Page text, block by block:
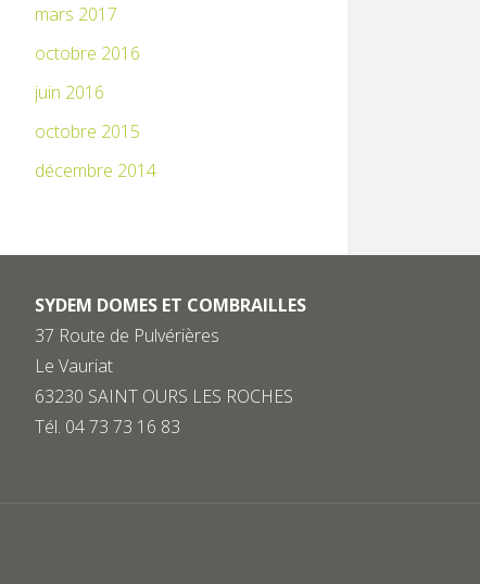
mars 2017
octobre 2016
juin 2016
octobre 2015
décembre 2014
SYDEM DOMES ET COMBRAILLES
37 Route de Pulvérières
Le Vauriat
63230 SAINT OURS LES ROCHES
Tél. 04 73 73 16 83